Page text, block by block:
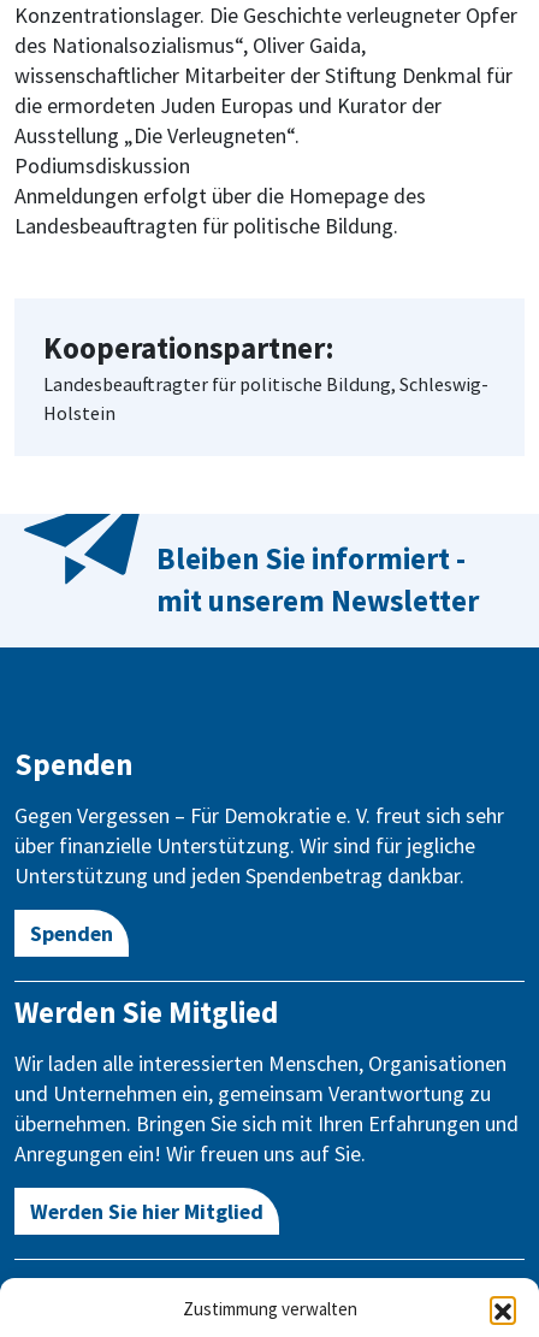
Zustimmung verwalten
Konzentrationslager. Die Geschichte verleugneter Opfer
des Nationalsozialismus“, Oliver Gaida,
wissenschaftlicher Mitarbeiter der Stiftung Denkmal für
die ermordeten Juden Europas und Kurator der
Ausstellung „Die Verleugneten“.
Podiumsdiskussion
Anmeldungen erfolgt über die Homepage des
Landesbeauftragten für politische Bildung.
Kooperationspartner:
Landesbeauftragter für politische Bildung, Schleswig-
Holstein
Bleiben Sie informiert -
mit unserem Newsletter
Spenden
Gegen Vergessen – Für Demokratie e. V. freut sich sehr
über finanzielle Unterstützung. Wir sind für jegliche
Unterstützung und jeden Spendenbetrag dankbar.
Spenden
Werden Sie Mitglied
Wir laden alle interessierten Menschen, Organisationen
und Unternehmen ein, gemeinsam Verantwortung zu
übernehmen. Bringen Sie sich mit Ihren Erfahrungen und
Anregungen ein! Wir freuen uns auf Sie.
Werden Sie hier Mitglied
Kontakt